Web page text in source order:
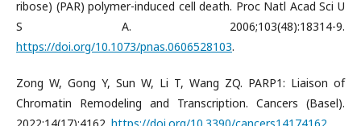
ribose) (PAR) polymer-induced cell death. Proc Natl Acad Sci U
S A. 2006;103(48):18314-9.
https://doi.org/10.1073/pnas.0606528103.
Zong W, Gong Y, Sun W, Li T, Wang ZQ. PARP1: Liaison of
Chromatin Remodeling and Transcription. Cancers (Basel).